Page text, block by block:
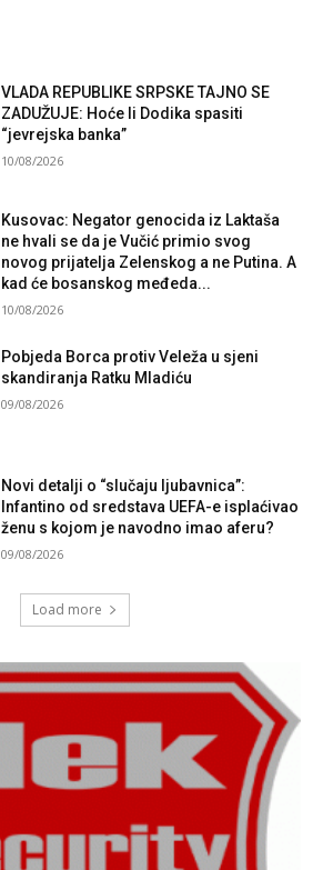
VLADA REPUBLIKE SRPSKE TAJNO SE
ZADUŽUJE: Hoće li Dodika spasiti
“jevrejska banka”
10/08/2026
Kusovac: Negator genocida iz Laktaša
ne hvali se da je Vučić primio svog
novog prijatelja Zelenskog a ne Putina. A
kad će bosanskog međeda...
10/08/2026
Pobjeda Borca protiv Veleža u sjeni
skandiranja Ratku Mladiću
09/08/2026
Novi detalji o “slučaju ljubavnica”:
Infantino od sredstava UEFA-e isplaćivao
ženu s kojom je navodno imao aferu?
09/08/2026
Load more